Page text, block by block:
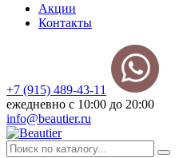
Акции
Контакты
+7 (915) 489-43-11
ежедневно с 10:00 до 20:00
info@beautier.ru